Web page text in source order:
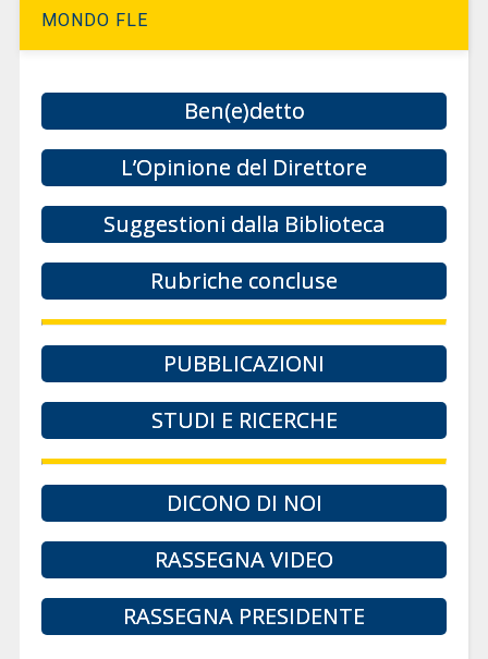
MONDO FLE
Ben(e)detto
L’Opinione del Direttore
Suggestioni dalla Biblioteca
Rubriche concluse
PUBBLICAZIONI
STUDI E RICERCHE
DICONO DI NOI
RASSEGNA VIDEO
RASSEGNA PRESIDENTE